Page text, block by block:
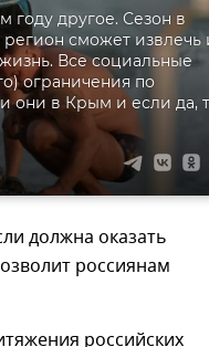
году другое. Сезон в
сможет извлечь
Все социальные
ограничения по
они в Крым и если да,
должна оказать
россиянам
российских